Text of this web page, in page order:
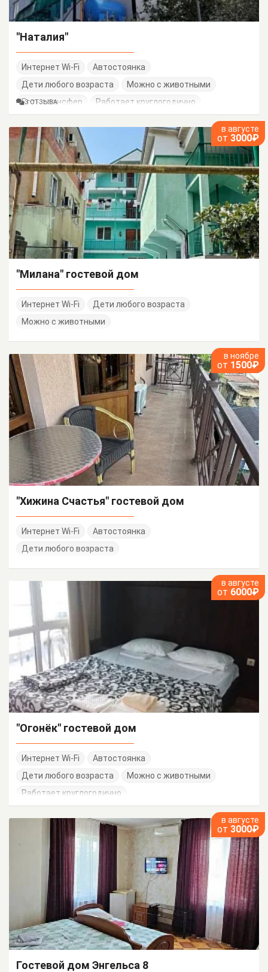
"Наталия"
Интернет Wi-Fi
Автостоянка
Дети любого возраста
Можно с животными
Есть трансфер
Работает круглогодично
3 ОТЗЫВА
в августе
от 3000₽
"Милана" гостевой дом
Интернет Wi-Fi
Дети любого возраста
Можно с животными
в ноябре
от 1500₽
"Хижина Счастья" гостевой дом
Интернет Wi-Fi
Автостоянка
Дети любого возраста
в августе
от 6000₽
"Огонёк" гостевой дом
Интернет Wi-Fi
Автостоянка
Дети любого возраста
Можно с животными
Работает круглогодично
в августе
от 3000₽
Гостевой дом Энгельса 8